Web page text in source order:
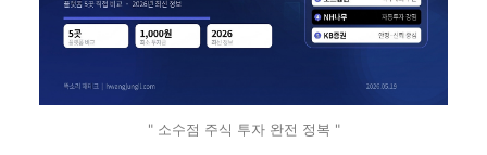
" 소수점 주식 투자 완전 정복 "